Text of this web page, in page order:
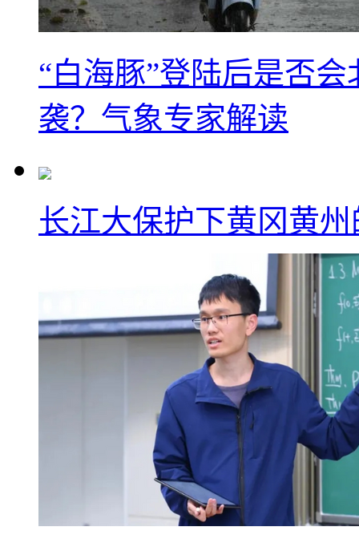
“白海豚”登陆后是否
袭？气象专家解读
长江大保护下黄冈黄